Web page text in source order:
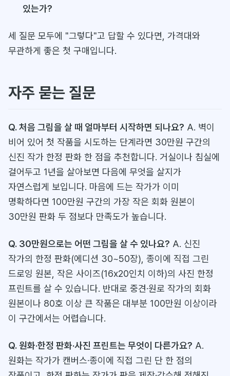
있는가?
세 질문 모두에 "그렇다"고 답할 수 있다면, 가격대와
무관하게 좋은 첫 구매입니다.
자주 묻는 질문
Q. 처음 그림을 살 때 얼마부터 시작하면 되나요? A. 벽이
비어 있어 첫 작품을 시도하는 단계라면 30만원 구간의
신진 작가 한정 판화 한 점을 추천합니다. 거실이나 침실에
걸어두고 1년을 살아보면 다음에 무엇을 살지가
자연스럽게 보입니다. 마음에 드는 작가가 이미
명확하다면 100만원 구간의 가장 작은 회화 원본이
30만원 판화 두 점보다 만족도가 높습니다.
Q. 30만원으로는 어떤 그림을 살 수 있나요? A. 신진
작가의 한정 판화(에디션 30~50장), 종이에 직접 그린
드로잉 원본, 작은 사이즈(16x20인치 이하)의 사진 한정
프린트를 살 수 있습니다. 반대로 중견·원로 작가의 회화
원본이나 80호 이상 큰 작품은 대부분 100만원 이상이라
이 구간에서는 어렵습니다.
Q. 원화·한정 판화·사진 프린트는 무엇이 다른가요? A.
원화는 작가가 캔버스·종이에 직접 그린 단 한 점의